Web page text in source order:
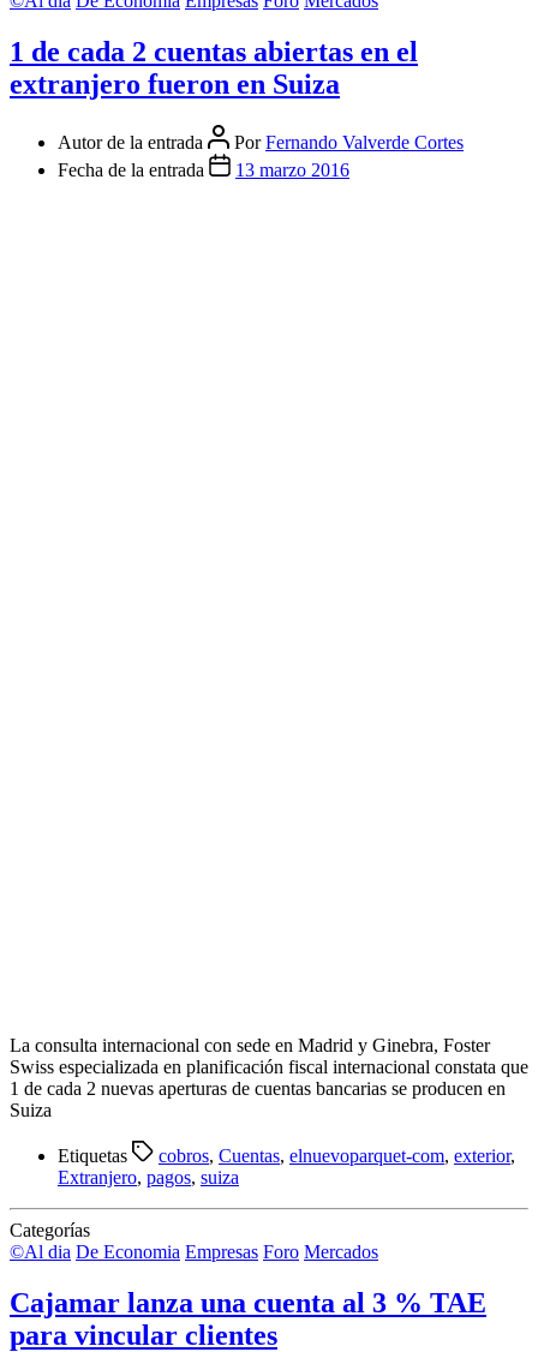
1 de cada 2 cuentas abiertas en el
extranjero fueron en Suiza
Autor de la entrada PorFernando Valverde Cortes
Fecha de la entrada
13 marzo 2016
La consulta internacional con sede en Madrid y Ginebra, Foster
Swiss especializada en planificación fiscal internacional constata que
1 de cada 2 nuevas aperturas de cuentas bancarias se producen en
Suiza
Etiquetas cobros, Cuentas, elnuevoparquet-com, exterior,
Extranjero, pagos, suiza
Categorías
©Al dia De Economia Empresas Foro Mercados
Cajamar lanza una cuenta al 3 % TAE
para vincular clientes